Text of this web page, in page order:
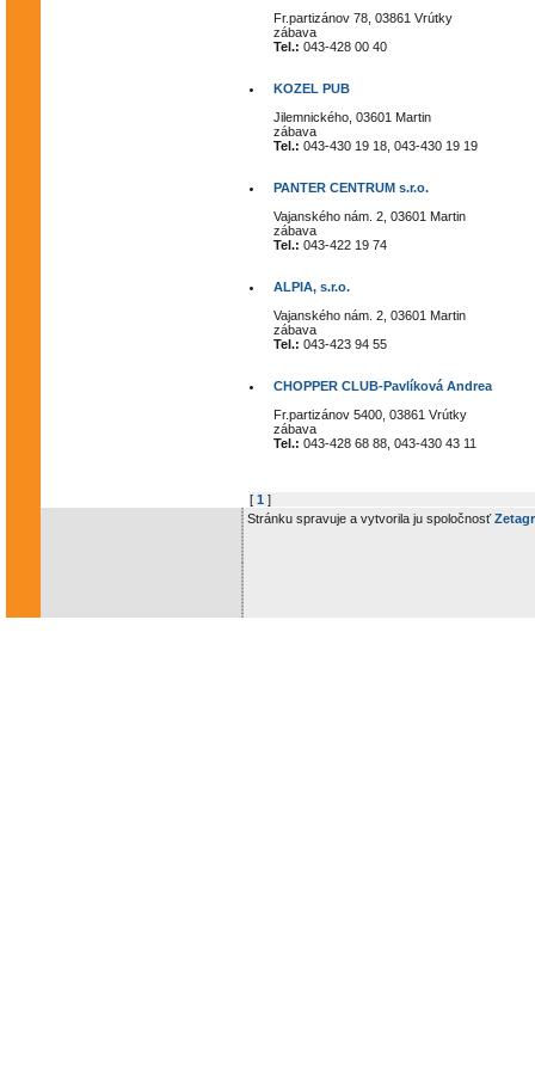
Fr.partizánov 78, 03861 Vrútky
zábava
Tel.: 043-428 00 40
KOZEL PUB
Jilemnického, 03601 Martin
zábava
Tel.: 043-430 19 18, 043-430 19 19
PANTER CENTRUM s.r.o.
Vajanského nám. 2, 03601 Martin
zábava
Tel.: 043-422 19 74
ALPIA, s.r.o.
Vajanského nám. 2, 03601 Martin
zábava
Tel.: 043-423 94 55
CHOPPER CLUB-Pavlíková Andrea
Fr.partizánov 5400, 03861 Vrútky
zábava
Tel.: 043-428 68 88, 043-430 43 11
[ 1 ]
Stránku spravuje a vytvorila ju spoločnosť